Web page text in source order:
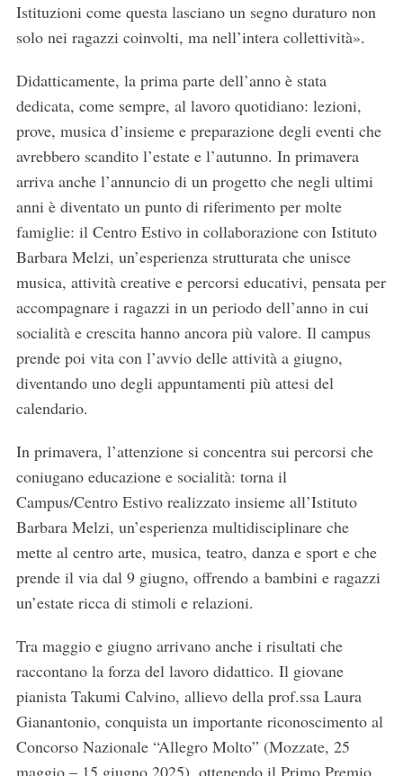
Istituzioni come questa lasciano un segno duraturo non
solo nei ragazzi coinvolti, ma nell’intera collettività».
Didatticamente, la prima parte dell’anno è stata
dedicata, come sempre, al lavoro quotidiano: lezioni,
prove, musica d’insieme e preparazione degli eventi che
avrebbero scandito l’estate e l’autunno. In primavera
arriva anche l’annuncio di un progetto che negli ultimi
anni è diventato un punto di riferimento per molte
famiglie: il Centro Estivo in collaborazione con Istituto
Barbara Melzi, un’esperienza strutturata che unisce
musica, attività creative e percorsi educativi, pensata per
accompagnare i ragazzi in un periodo dell’anno in cui
socialità e crescita hanno ancora più valore. Il campus
prende poi vita con l’avvio delle attività a giugno,
diventando uno degli appuntamenti più attesi del
calendario.
In primavera, l’attenzione si concentra sui percorsi che
coniugano educazione e socialità: torna il
Campus/Centro Estivo realizzato insieme all’Istituto
Barbara Melzi, un’esperienza multidisciplinare che
mette al centro arte, musica, teatro, danza e sport e che
prende il via dal 9 giugno, offrendo a bambini e ragazzi
un’estate ricca di stimoli e relazioni.
Tra maggio e giugno arrivano anche i risultati che
raccontano la forza del lavoro didattico. Il giovane
pianista Takumi Calvino, allievo della prof.ssa Laura
Gianantonio, conquista un importante riconoscimento al
Concorso Nazionale “Allegro Molto” (Mozzate, 25